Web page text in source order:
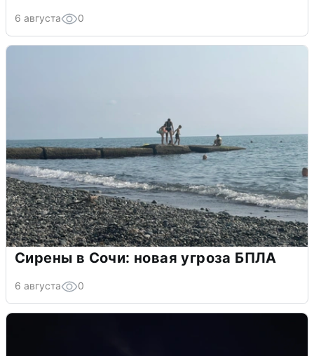
6 августа 0
Сирены в Сочи: новая угроза БПЛА
6 августа 0